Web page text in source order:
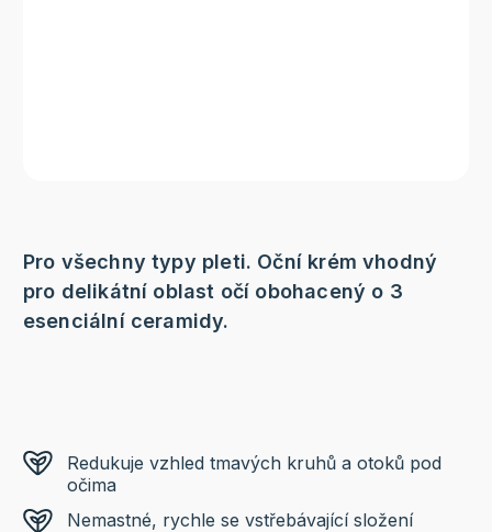
Pro všechny typy pleti. Oční krém vhodný
pro delikátní oblast očí obohacený o 3
esenciální ceramidy.
Redukuje vzhled tmavých kruhů a otoků pod
očima
Nemastné, rychle se vstřebávající složení